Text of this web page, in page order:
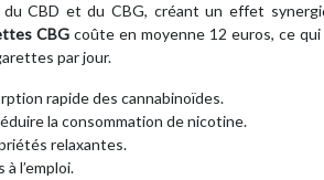
CBD et du CBG, créant un effet
CBG coûte en moyenne 12 euros, ce
par jour.
rapide des cannabinoïdes.
la consommation de nicotine.
relaxantes.
l’emploi.